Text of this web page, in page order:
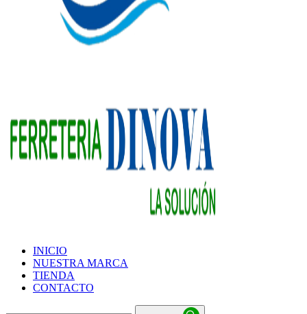
INICIO
NUESTRA MARCA
TIENDA
CONTACTO